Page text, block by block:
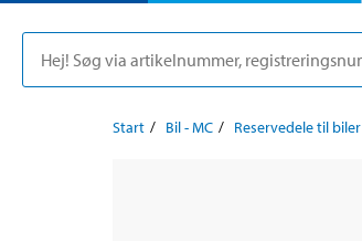
Start Bil - MC Reservedele til biler